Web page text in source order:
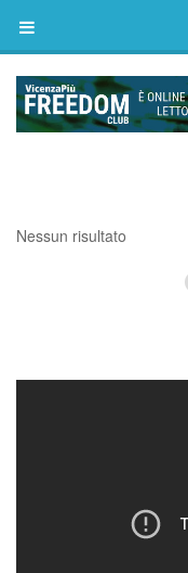
Nessun risultato